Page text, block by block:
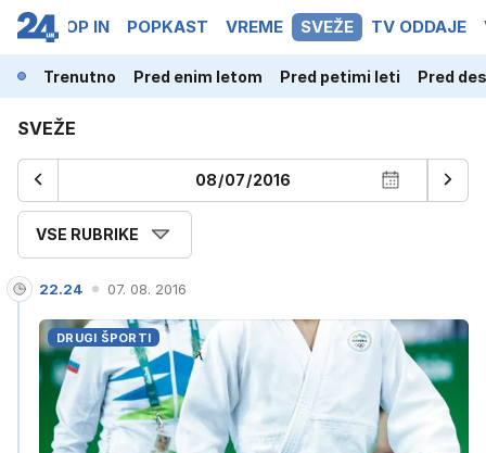
POP IN POPKAST VREME SVEŽE TV ODDAJE
Trenutno Pred enim letom Pred petimi leti Pred
SVEŽE
VSE RUBRIKE
DRUGI ŠPORTI
22.24 07. 08. 2016